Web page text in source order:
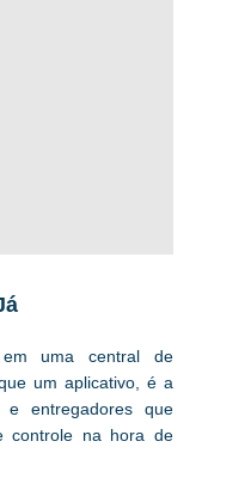
em uma central de
um aplicativo, é a
e entregadores que
controle na hora de